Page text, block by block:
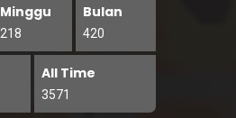
Minggu
218
Bulan
420
All Time
3571